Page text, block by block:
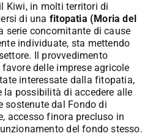
Kiwi, in molti territori di
di una fitopatia (Moria del
serie concomitante di cause
individuate, sta mettendo
Il provvedimento
delle imprese agricole
interessate dalla fitopatia,
la possibilità di accedere alle
sostenute dal Fondo di
accesso finora precluso in
del fondo stesso.